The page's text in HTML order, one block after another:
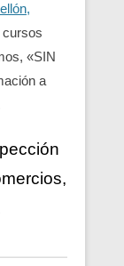
cursos
«SIN
a